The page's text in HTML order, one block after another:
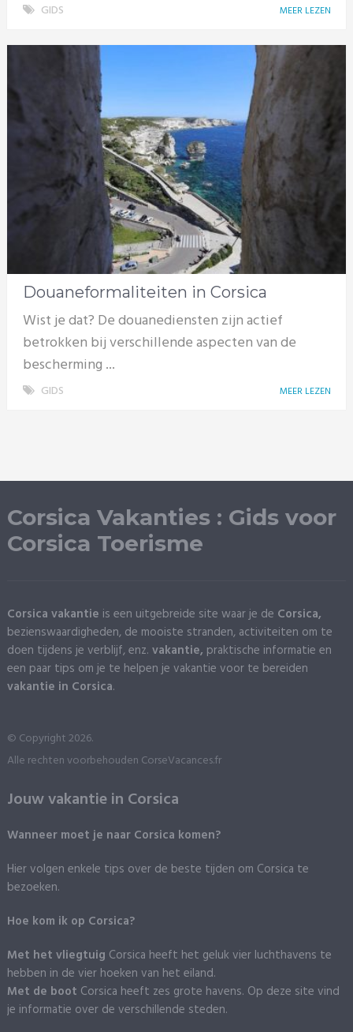
GIDS MEER LEZEN
Douaneformaliteiten in Corsica
Wist je dat? De douanediensten zijn actief
betrokken bij verschillende aspecten van de
bescherming ...
GIDS MEER LEZEN
Corsica Vakanties : Gids voor
Corsica Toerisme
Corsica vakantie is een uitgebreide site waar je de Corsica,
bezienswaardigheden, de mooiste stranden, activiteiten om te
doen tijdens je verblijf, enz. vakantie, praktische informatie en
een paar tips om je te helpen je vakantie voor te bereiden
vakantie in Corsica.
© Copyright 2026.
Alle rechten voorbehouden CorseVacances.fr
Jouw vakantie in Corsica
Wanneer moet je naar Corsica komen?
Hier volgen enkele tips over de beste tijden om Corsica te
bezoeken.
Hoe kom ik op Corsica?
Met het vliegtuig Corsica heeft het geluk vier luchthavens te
hebben in de vier hoeken van het eiland.
Met de boot Corsica heeft zes grote havens. Op deze site vind
je informatie over de verschillende steden.